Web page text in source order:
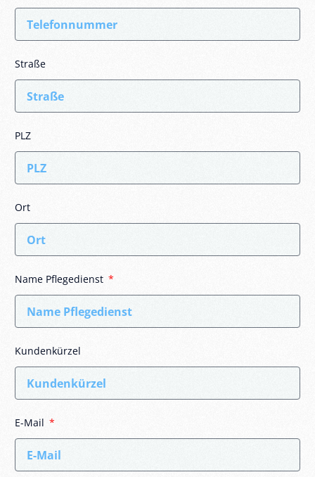
Straße
PLZ
Ort
Name Pflegedienst
Kundenkürzel
E-Mail